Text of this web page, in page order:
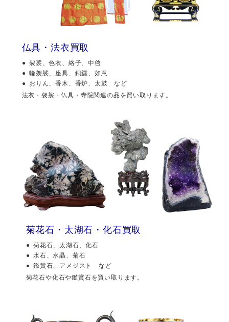
仏具・法衣買取
袈裟、色衣、絡子、中啓
輪袈裟、座具、銅鑼、如意
おりん、香木、香炉、太鼓 など
法衣・袈裟・仏具・寺院関連の品を買い取ります。
菊花石・太湖石・化石買取
菊花石、太湖石、化石
水石、水晶、菊石
鑑賞石、アメジスト など
菊花石や化石や鑑賞石を買い取ります。